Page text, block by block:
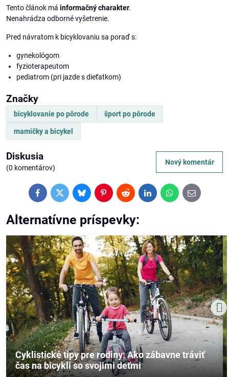
Tento článok má informačný charakter.
Nenahrádza odborné vyšetrenie.
Pred návratom k bicyklovaniu sa poraď s:
gynekológom
fyzioterapeutom
pediatrom (pri jazde s dieťatkom)
Značky
bicyklovanie po pôrode šport po pôrode
mamičky a bicykel
Diskusia
(0 komentárov)
Nový komentár
FacebookTwitterBlueskyPinterestRedditLinkedInWhatsApp
E-
mail
Alternatívne príspevky:
Cyklistické tipy pre rodiny: Ako zábavne tráviť
čas na bicykli so svojimi deťmi